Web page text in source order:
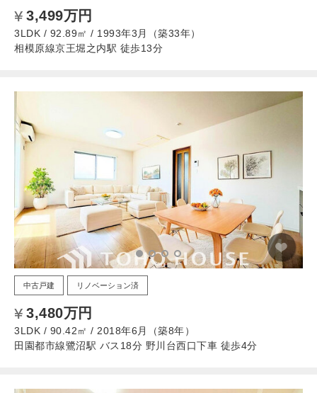
3,499万円
3LDK / 92.89㎡ / 1993年3月（築33年）
相模原線京王堀之内駅 徒歩13分
中古戸建 リノベーション済
3,480万円
3LDK / 90.42㎡ / 2018年6月（築8年）
田園都市線鷺沼駅 バス18分 野川台西口下車 徒歩4分